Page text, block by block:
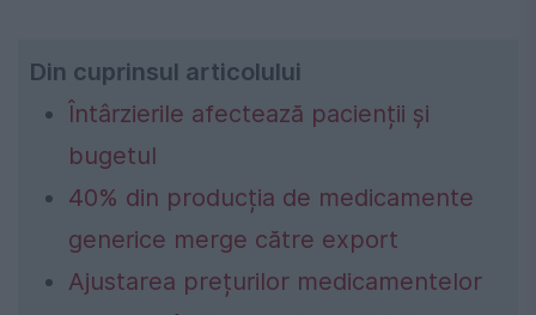
Din cuprinsul articolului
Întârzierile afectează pacienții și
bugetul
40% din producția de medicamente
generice merge către export
Ajustarea prețurilor medicamentelor